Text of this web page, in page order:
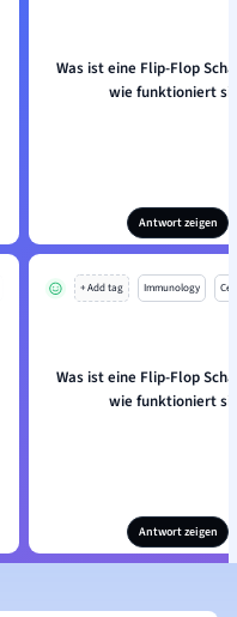
Was ist eine Flip-Flop
wie funktioniert
Antwort zeigen
+ Add tag Immunology
Was ist eine Flip-Flop
wie funktioniert
Antwort zeigen